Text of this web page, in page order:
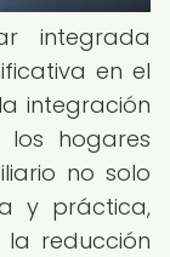
integrada
en el
integración
hogares
no solo
y práctica,
reducción